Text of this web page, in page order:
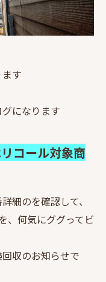
す
になります
コール対象商
細のを確認して、
、何気にググってビ
収のお知らせで